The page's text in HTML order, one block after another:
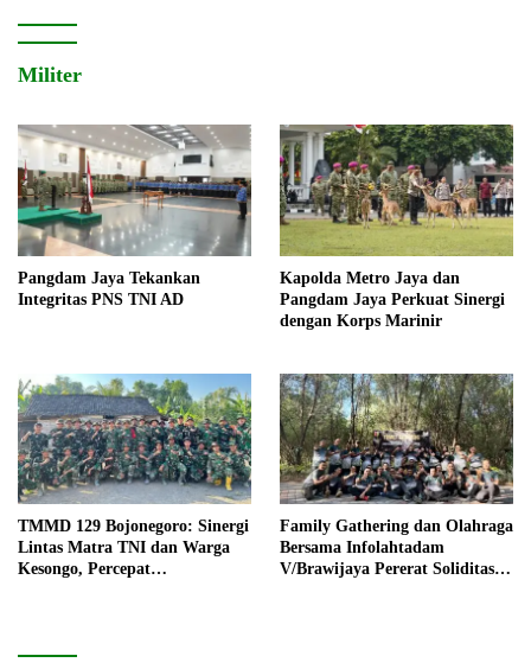
Militer
Pangdam Jaya Tekankan
Integritas PNS TNI AD
Kapolda Metro Jaya dan
Pangdam Jaya Perkuat Sinergi
dengan Korps Marinir
TMMD 129 Bojonegoro: Sinergi
Lintas Matra TNI dan Warga
Kesongo, Percepat
Family Gathering dan Olahraga
Bersama Infolahtadam
V/Brawijaya Pererat Soliditas